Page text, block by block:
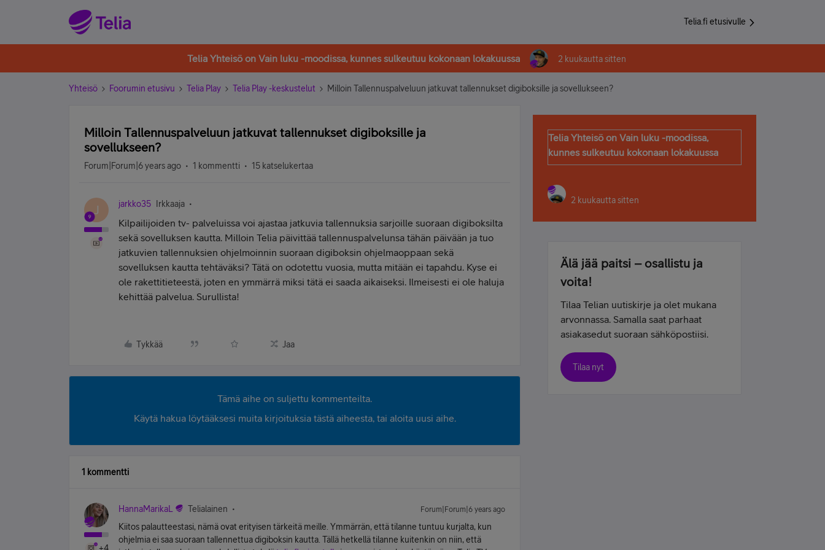
Telia.fi etusivulle
Telia Yhteisö on Vain luku -moodissa, kunnes sulkeutuu kokonaan lokakuussa 2 kuukautta sitten
Yhteisö Foorumin etusivu Telia Play Telia Play -keskustelut Milloin Tallennuspalveluun jatkuvat tallennukset digiboksille ja sovellukseen?
Milloin Tallennuspalveluun jatkuvat tallennukset digiboksille ja
sovellukseen?
Forum|Forum|6 years ago 1 kommentti 15 katselukertaa
J jarkko35 Irkkaaja
Kilpailijoiden tv- palveluissa voi ajastaa jatkuvia tallennuksia sarjoille suoraan digiboksilta
sekä sovelluksen kautta. Milloin Telia päivittää tallennuspalvelunsa tähän päivään ja tuo
jatkuvien tallennuksien ohjelmoinnin suoraan digiboksin ohjelmaoppaan sekä
sovelluksen kautta tehtäväksi? Tätä on odotettu vuosia, mutta mitään ei tapahdu. Kyse ei
ole rakettitieteestä, joten en ymmärrä miksi tätä ei saada aikaiseksi. Ilmeisesti ei ole haluja
kehittää palvelua. Surullista!
Tykkää Jaa
Tämä aihe on suljettu kommenteilta.
Käytä hakua löytääksesi muita kirjoituksia tästä aiheesta, tai aloita uusi aihe.
1 kommentti
HannaMarikaL Telialainen Forum|Forum|6 years ago
Kiitos palautteestasi, nämä ovat erityisen tärkeitä meille. Ymmärrän, että tilanne tuntuu kurjalta, kun
ohjelmia ei saa suoraan tallennettua digiboksin kautta. Tällä hetkellä tilanne kuitenkin on niin, että
Telia Yhteisö on Vain luku -moodissa,
kunnes sulkeutuu kokonaan lokakuussa
2 kuukautta sitten
Älä jää paitsi – osallistu ja
voita!
Tilaa Telian uutiskirje ja olet mukana
arvonnassa. Samalla saat parhaat
asiakasedut suoraan sähköpostiisi.
Tilaa nyt